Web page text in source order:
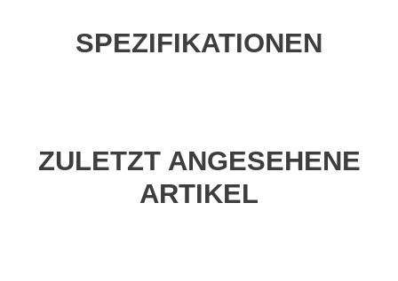
SPEZIFIKATIONEN
ZULETZT ANGESEHENE
ARTIKEL